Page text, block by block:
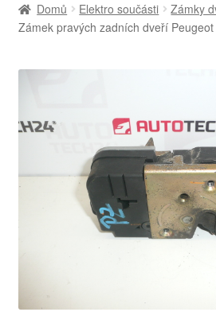
Celosvětová doprava
Můj účet
Domů Elektro součásti Zámky
Zámek pravých zadních dveří Peugeot